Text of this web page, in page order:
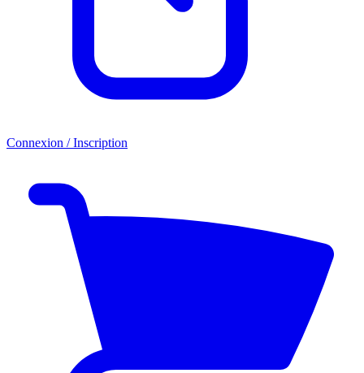
Connexion / Inscription